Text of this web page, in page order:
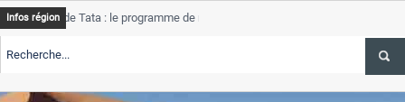
Infos région
de Tata : le programme de rehabilitation post-inondations
TSGJB Tourisme : l’ONMT renforce l’aerien a Dakhla et
Tata